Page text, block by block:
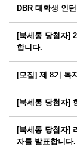
DBR 대학생 인
[북세통 당첨자]
합니다.
[모집] 제 8기 독
[북세통 당첨자]
[북세통 당첨자]
자를 발표합니다.